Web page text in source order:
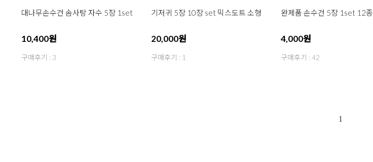
대나무손수건 솜사탕 자수 5장 1set
10,400원
구매후기 : 3
기저귀 5장 10장 set 믹스도트 소형
20,000원
구매후기 : 1
완제품 손수건 5장 1set 12종
4,000원
구매후기 : 42
1